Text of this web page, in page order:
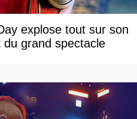
explose tout sur son
grand spectacle